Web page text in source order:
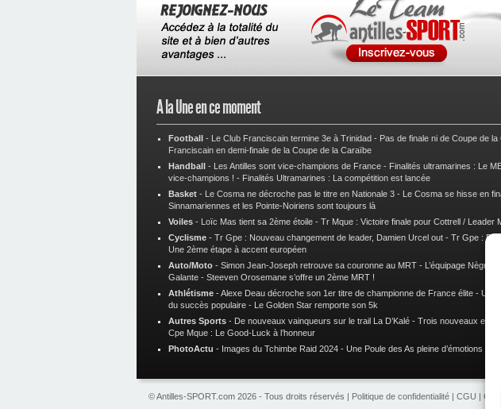
A la Une en ce moment
Football - Le Club Franciscain termine 3e à Trinidad - Pas de finale ni de Coupe de
Franciscain en demi-finale de la Coupe de la Caraïbe
Handball - Les Antilles sont vice-champions de France - Finalités ultramarines : Le
vice-champions ! - Finalités Ultramarines : La compétition est lancée
Basket - Le Cosma ne décroche pas le titre en Nationale 3 - Le Cosma se hisse en
Sinnamariennes et les Pointe-Noiriens sont toujours là
Voiles - Loïc Mas tient sa 2ème étoile - Tr Mque : Victoire finale pour Cottrell / Leader
Cyclisme - Tr Gpe : Nouveau changement de leader, Damien Urcel out - Tr Gpe :
Une 2ème étape à accent européen
Auto/Moto - Simon Jean-Joseph retrouve sa couronne au MRT - L’équipage Nègre
Galante - Steeven Orosemane s’offre un 2ème MRT !
Athlétisme -Alexe Deau décroche son 1er titre de championne de France élite - Un
du succès populaire - Le Golden Star remporte son 5k
Autres Sports - De nouveaux vainqueurs sur le trail La D’Kalé - Trois nouveaux et
Cpe Mque : Le Good-Luck à l’honneur
PhotoActu - Images du Tchimbe Raid 2024 - Une Poule des As pleine d’émotions !
© Antilles-SPORT.com 2026 - Tous droits réservés | Politique de confidentialité | CGU | CGV